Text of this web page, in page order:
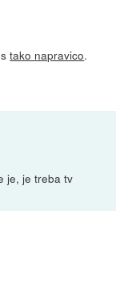
stako napravico.
je, je treba tv